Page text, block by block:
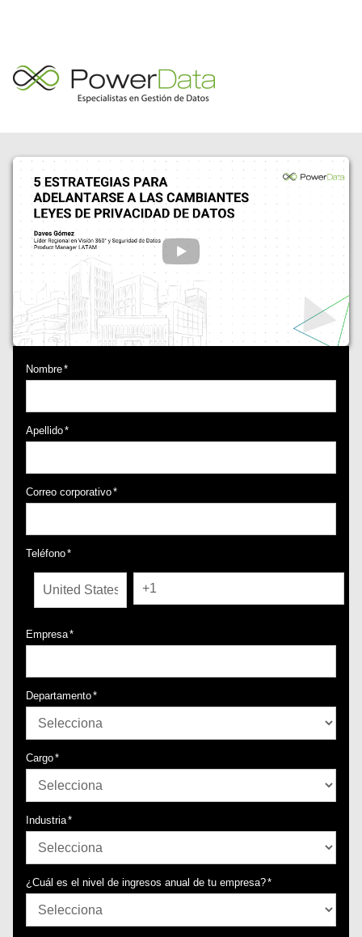
Nombre*
Apellido*
Correo corporativo*
Teléfono*
Empresa*
Departamento*
Cargo*
Industria*
¿Cuál es el nivel de ingresos anual de tu empresa?*